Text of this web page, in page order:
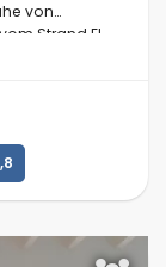
von
Strand El
entfernt.